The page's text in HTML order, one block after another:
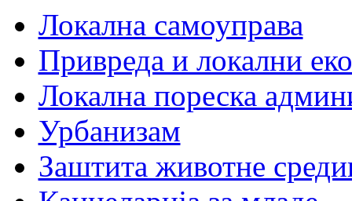
Локална самоуправа
Привреда и локални
Локална пореска
Урбанизам
Заштита животне